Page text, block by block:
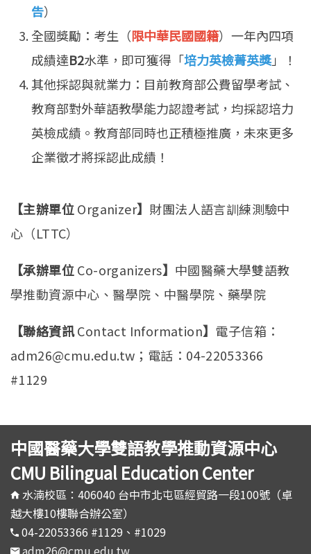
告）
全國獎勵：考生（限中華民國國籍）一年內四項
成績達B2水準，即可獲得「培力英檢菁英獎」！
其他採認與就業力：目前教育部公費留學考試、
教育部對外華語教學能力認證考試，均採認培力
英檢成績。教育部同時也正積極推廣，未來更多
企業徵才將採認此成績！
【主辦單位 Organizer】 財團法人語言訓練測驗中
心（LTTC）
【承辦單位 Co-organizers】 中國醫藥大學雙語教
學推動資源中心、醫學院、中醫學院、藥學院
【聯絡資訊Contact Information】 電子信箱：
adm26@cmu.edu.tw；電話：04-22053366
#1129
中國醫藥大學雙語教學推動資源中心
CMU Bilingual Education Center
水湳校區：406040 台中市北屯區經貿路一段100號（卓
越大樓10樓聯合辦公室）
04-22053366 #1129、#1029
adm26@cmu.edu.tw